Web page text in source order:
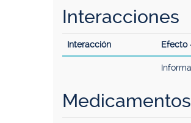
Interacciones
Interacción Efecto